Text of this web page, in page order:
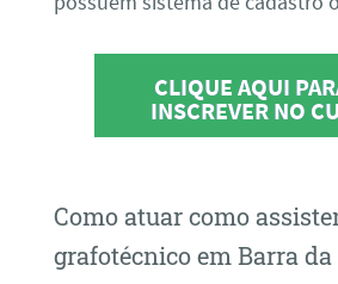
CLIQUE AQUI
INSCREVER NO
Como atuar como
grafotécnico em Barra